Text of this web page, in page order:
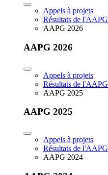
Appels à projets
Résultats de l'AAPG
AAPG 2026
AAPG 2026
Appels à projets
Résultats de l'AAPG
AAPG 2025
AAPG 2025
Appels à projets
Résultats de l'AAPG
AAPG 2024